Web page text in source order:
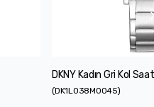
DKNY Kadın Gri Kol
(DK1L038M0045)